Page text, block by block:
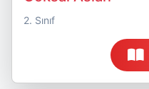
2. Sınıf